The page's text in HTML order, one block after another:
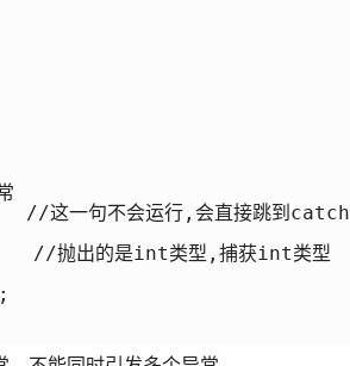
这一句不会运行,会直接跳到catch
抛出的是int类型,捕获int类型